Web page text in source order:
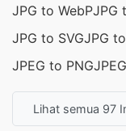
JPG to WebPJPG
JPG to SVGJPG
JPEG to PNG
Lihat semua 97